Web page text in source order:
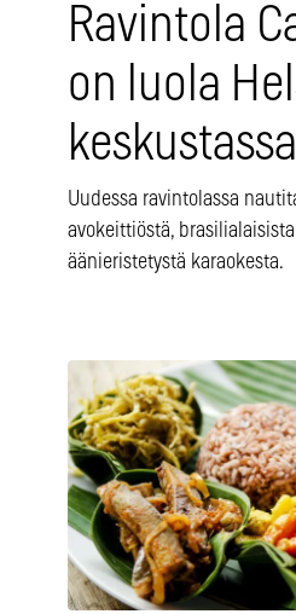
Ravintola
on luola
keskustassa
Uudessa ravintolassa
avokeittiöstä,
äänieristetystä karaokesta.